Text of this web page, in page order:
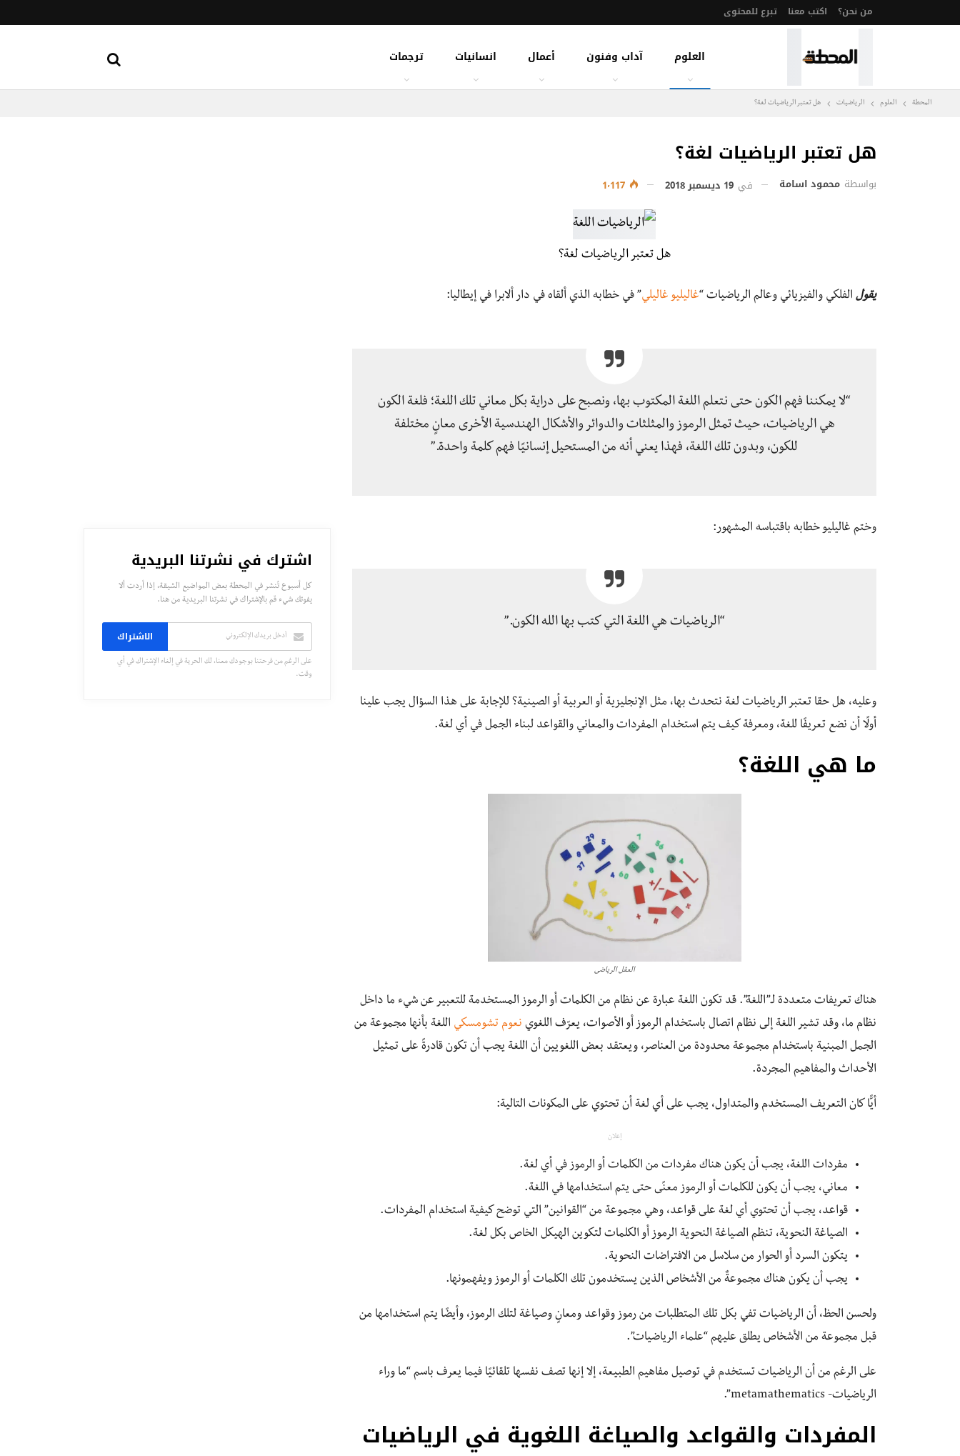
من نحن؟ اكتب معنا تبرع للمحتوى
العلوم آداب وفنون أعمال انسانيات ترجمات
المحطة العلوم الرياضيات هل تعتبر الرياضيات لغة؟
هل تعتبر الرياضيات لغة؟
بواسطة محمود اسامة في 19 ديسمبر 2018
هل تعتبر الرياضيات لغة؟
يقول الفلكي والفيزيائي وعالم الرياضيات “غاليليو غاليلي” في خطابه الذي ألقاه في دار ألابرا في إيطاليا:
“لا يمكننا فهم الكون حتى نتعلم اللغة المكتوب بها، ونصبح على دراية بكل معاني تلك اللغة؛ فلغة الكون
هي الرياضيات، حيث تمثل الرموز والمثلثات والدوائر والأشكال الهندسية الأخرى معانٍ مختلفة
للكون، وبدون تلك اللغة، فهذا يعني أنه من المستحيل إنسانيًا فهم كلمة واحدة.”
وختم غاليليو خطابه باقتباسه المشهور:
“الرياضيات هي اللغة التي كتب بها الله الكون.”
وعليه، هل حقا تعتبر الرياضيات لغة نتحدث بها، مثل الإنجليزية أو العربية أو الصينية؟ للإجابة على هذا السؤال يجب علينا
أولًا أن نضع تعريفًا للغة، ومعرفة كيف يتم استخدام المفردات والمعاني والقواعد لبناء الجمل في أي لغة.
ما هي اللغة؟
العقل الرياضى
هناك تعريفات متعددة لـ”اللغة”. قد تكون اللغة عبارة عن نظام من الكلمات أو الرموز المستخدمة للتعبير عن شيء ما داخل
نظام ما، وقد تشير اللغة إلى نظام اتصال باستخدام الرموز أو الأصوات، يعرّف اللغوي نعوم تشومسكي اللغة بأنها مجموعة من
الجمل المبنية باستخدام مجموعة محدودة من العناصر، ويعتقد بعض اللغويين أن اللغة يجب أن تكون قادرةً على تمثيل
الأحداث والمفاهيم المجردة.
أيًّا كان التعريف المستخدم والمتداول، يجب على أي لغة أن تحتوي على المكونات التالية:
إعلان
مفردات اللغة، يجب أن يكون هناك مفردات من الكلمات أو الرموز في أي لغة.
معاني، يجب أن يكون للكلمات أو الرموز معنًى حتى يتم استخدامها في اللغة.
قواعد، يجب أن تحتوي أي لغة على قواعد، وهي مجموعة من “القوانين” التي توضح كيفية استخدام المفردات.
الصياغة النحوية، تنظم الصياغة النحوية الرموز أو الكلمات لتكوين الهيكل الخاص بكل لغة.
يتكون السرد أو الحوار من سلاسل من الافتراضات النحوية.
يجب أن يكون هناك مجموعةٌ من الأشخاص الذين يستخدمون تلك الكلمات أو الرموز ويفهمونها.
ولحسن الحظ، أن الرياضيات تفي بكل تلك المتطلبات من رموز وقواعد ومعانٍ وصياغة لتلك الرموز، وأيضًا يتم استخدامها من
قبل مجموعة من الأشخاص يطلق عليهم “علماء الرياضيات”.
على الرغم من أن الرياضيات تستخدم في توصيل مفاهيم الطبيعة، إلا إنها تصف نفسها تلقائيًا فيما يعرف باسم “ما وراء
الرياضيات- metamathematics”.
المفردات والقواعد والصياغة اللغوية في الرياضيات
اشترك في نشرتنا البريدية
كل أسبوع تُنشر في المحطة بعض المواضيع الشيقة، إذا أردت ألا
يفوتك شيء قم بالإشتراك في نشرتنا البريدية من هنا.
الاشتراك
على الرغم من فرحتنا بوجودك معنا، لك الحرية في إلغاء الإشتراك في أي
وقت.